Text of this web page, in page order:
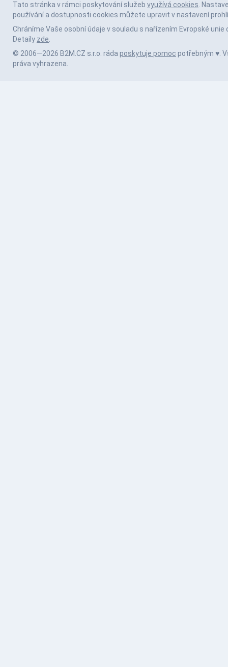
Tato stránka v rámci poskytování služeb využívá cookies.
používání a dostupnosti cookies můžete upravit v nastavení
Chráníme Vaše osobní údaje v souladu s nařízením Evropské unie
Detaily zde.
© 2006—2026 B2M.CZ s.r.o. ráda poskytuje pomoc potřebným ♥️.
práva vyhrazena.